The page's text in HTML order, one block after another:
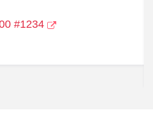
现卓越医疗实力 欧宴泉院长
年 5 月 23 日引进并完成最
系统（SP） 安装后，当天即
#1234